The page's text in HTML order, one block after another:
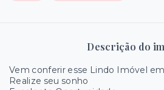
Descrição do
Vem conferir esse Lindo Imóvel
Realize seu sonho